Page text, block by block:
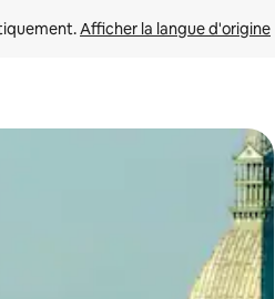
Afficher la langue d'origine